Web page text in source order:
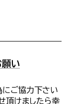
願い
にご協力下さい
頂けましたら幸